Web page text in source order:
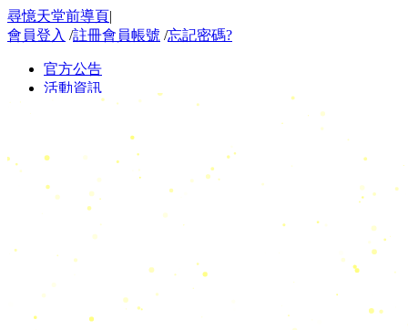
尋憶天堂前導頁|
會員登入 /註冊會員帳號 /忘記密碼?